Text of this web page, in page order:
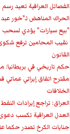
الفصائل العراقية تعيد رسم
الحراك المناهض لـ"خور
"بيع سيارات" يؤدي لسحب يد والتحقيق مع 3
نقيب المحامين ترفع
القانون
حكم تاريخي في بريطانيا:
مقترح اتفاق إيراني
الخلافات
العراق: تراجع إيرادات
العدل العراقية تكسب دعوى
جنايات الكرخ تصدر حكما على باسم